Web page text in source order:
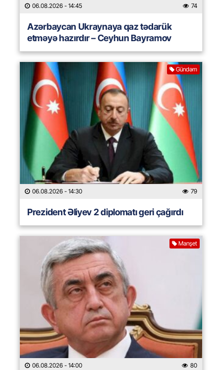
06.08.2026 - 14:45 74
Azərbaycan Ukraynaya qaz tədarük
etməyə hazırdır – Ceyhun Bayramov
Gündəm
06.08.2026 - 14:30 79
Prezident Əliyev 2 diplomatı geri çağırdı
Manşet
06.08.2026 - 14:00 80